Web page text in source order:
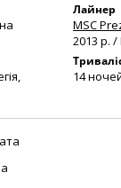
Лайнер
MSC
2013 р. /
14